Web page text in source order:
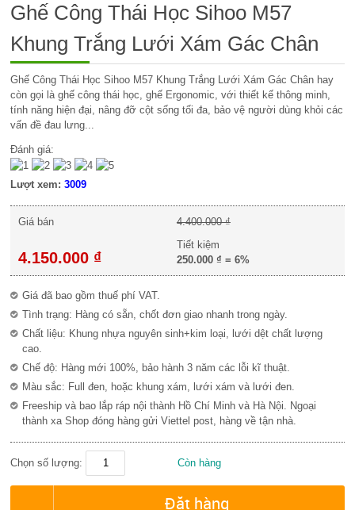
Ghế Công Thái Học Sihoo M57
Khung Trắng Lưới Xám Gác Chân
Ghế Công Thái Học Sihoo M57 Khung Trắng Lưới Xám Gác Chân hay
còn gọi là ghế công thái học, ghế Ergonomic, với thiết kế thông minh,
tính năng hiện đại, nâng đỡ cột sống tối đa, bảo vệ người dùng khỏi các
vấn đề đau lưng...
Đánh giá:
Lượt xem:3009
Giá bán
4.150.000 ₫
4.400.000 ₫
Tiết kiệm
250.000 ₫ = 6%
Giá đã bao gồm thuế phí VAT.
Tình trạng: Hàng có sẵn, chốt đơn giao nhanh trong ngày.
Chất liệu: Khung nhựa nguyên sinh+kim loại, lưới dệt chất lượng
cao.
Chế độ: Hàng mới 100%, bảo hành 3 năm các lỗi kĩ thuật.
Màu sắc: Full đen, hoặc khung xám, lưới xám và lưới đen.
Freeship và bao lắp ráp nội thành Hồ Chí Minh và Hà Nội. Ngoại
thành xa Shop đóng hàng gửi Viettel post, hàng về tận nhà.
Chọn số lượng: Còn hàng
Đặt hàng